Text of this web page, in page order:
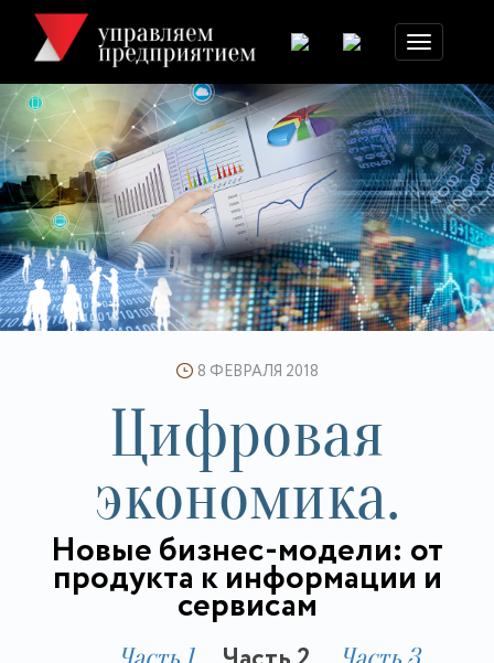
Toggle
navigation
8 ФЕВРАЛЯ 2018
Цифровая
экономика.
Новые бизнес-модели: от
продукта к информации и
сервисам